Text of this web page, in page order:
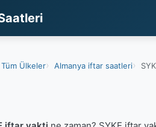
Tüm Ülkeler Almanya iftar saatleri